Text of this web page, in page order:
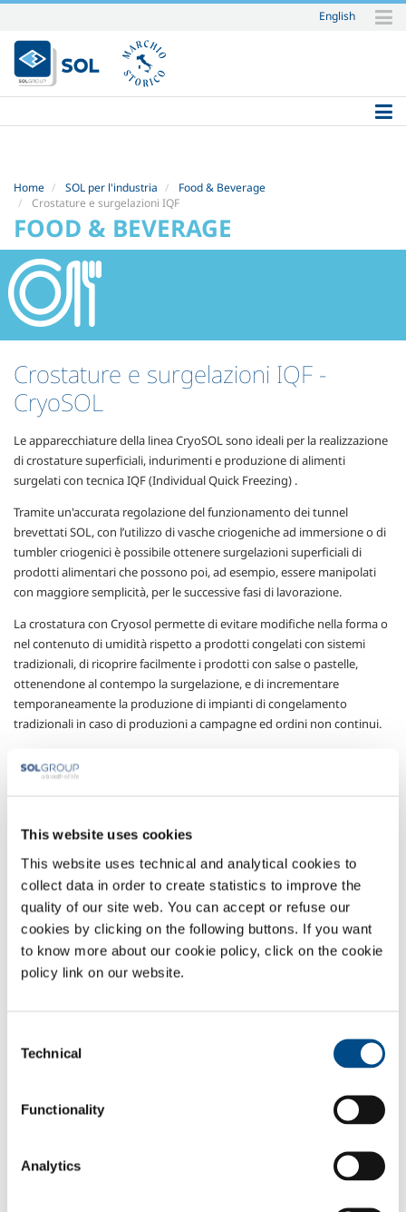
This website uses cookies
This website uses technical and analytical cookies to
collect data in order to create statistics to improve the
quality of our site web. You can accept or refuse our
cookies by clicking on the following buttons. If you want
to know more about our cookie policy, click on the cookie
policy link on our website.
Selection
Technical
Functionality
Analytics
Salta
ai
contenuti.
|
alla
English
Home SOL per l'industria
Food & Beverage
Crostature e surgelazioni IQF
FOOD & BEVERAGE
Crostature e surgelazioni IQF -
CryoSOL
Le apparecchiature della linea CryoSOL sono ideali per la realizzazione
di crostature superficiali, indurimenti e produzione di alimenti
surgelati con tecnica IQF (Individual Quick Freezing) .
Tramite un'accurata regolazione del funzionamento dei tunnel
brevettati SOL, con l’utilizzo di vasche criogeniche ad immersione o di
tumbler criogenici è possibile ottenere surgelazioni superficiali di
prodotti alimentari che possono poi, ad esempio, essere manipolati
con maggiore semplicità, per le successive fasi di lavorazione.
La crostatura con Cryosol permette di evitare modifiche nella forma o
nel contenuto di umidità rispetto a prodotti congelati con sistemi
tradizionali, di ricoprire facilmente i prodotti con salse o pastelle,
ottenendone al contempo la surgelazione, e di incrementare
temporaneamente la produzione di impianti di congelamento
tradizionali in caso di produzioni a campagne ed ordini non continui.
di prodotti eterogenei di piccola pezzatura mantenendo separati tra
sottoforma di granulato, o surgelare prodotti solidi ricoperti con
liquidi.